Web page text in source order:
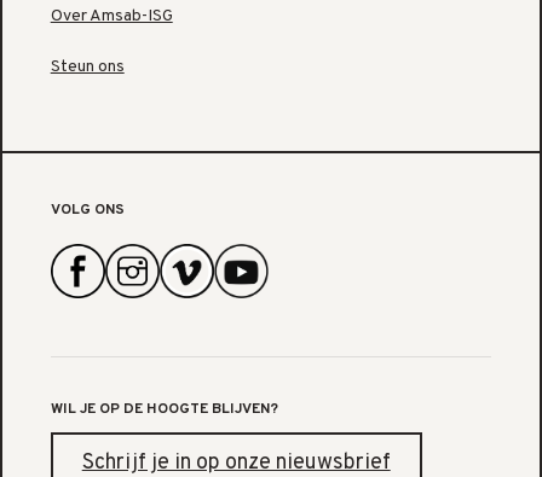
Over Amsab-ISG
Steun ons
VOLG ONS
WIL JE OP DE HOOGTE BLIJVEN?
Schrijf je in op onze nieuwsbrief